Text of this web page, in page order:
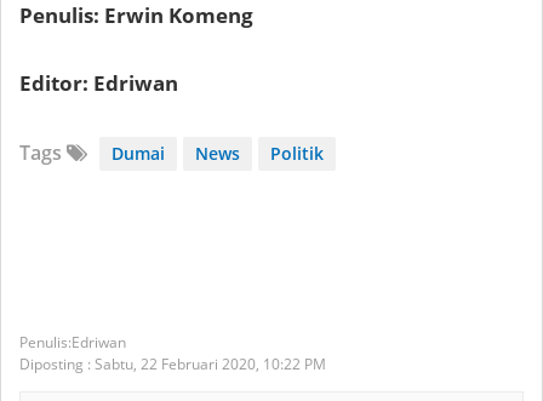
Penulis: Erwin Komeng
Editor: Edriwan
Tags Dumai News Politik
Edriwan
Diposting : Sabtu, 22 Februari 2020, 10:22 PM